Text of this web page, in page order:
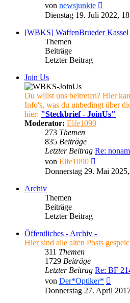
von newsjunkie
Beitrag
Dienstag 19. Juli 2022,
[WBKS] WaffenBrueder
Themen
Beiträge
Letzter Beitrag
Join Us
Du willst uns beitreten? Hier
Info's, was du unbedingt über
hier: "Steckbrief - JoinUs"
Moderator: Elfe1090
273 Themen
835 Beiträge
Letzter Beitrag Re:
von Elfe1090
Beitrag
Donnerstag 29. Mai
Archiv
Themen
Beiträge
Letzter Beitrag
Öffentliches - Archiv -
Hier sind alle alten Posts
311 Themen
1729 Beiträge
Letzter Beitrag Re: BF
von Der*Optiker*
Donnerstag 27. April